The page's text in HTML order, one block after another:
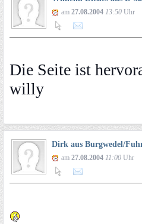
am 27.08.2004 13:50 Uhr
Die Seite ist
willy
Dirk aus Burgwedel/
am 27.08.2004 11:00 Uhr